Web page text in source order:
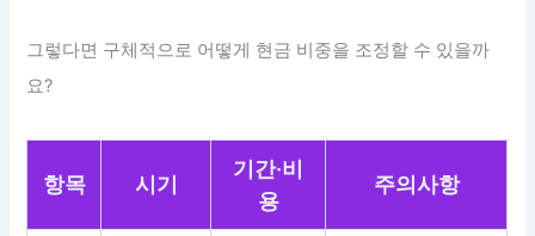
그렇다면 구체적으로 어떻게 현금 비중을 조정할 수 있을까
요?
항목 시기
기간·비
용
주의사항